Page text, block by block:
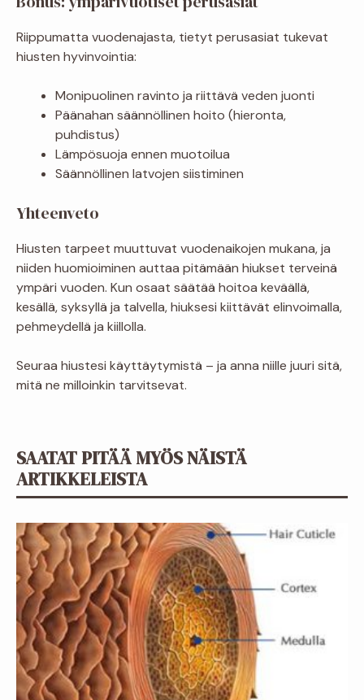
Riippumatta vuodenajasta, tietyt perusasiat tukevat
hiusten hyvinvointia:
Monipuolinen ravinto ja riittävä veden juonti
Päänahan säännöllinen hoito (hieronta,
puhdistus)
Lämpösuoja ennen muotoilua
Säännöllinen latvojen siistiminen
Yhteenveto
Hiusten tarpeet muuttuvat vuodenaikojen mukana, ja
niiden huomioiminen auttaa pitämään hiukset terveinä
ympäri vuoden. Kun osaat säätää hoitoa keväällä,
kesällä, syksyllä ja talvella, hiuksesi kiittävät elinvoimalla,
pehmeydellä ja kiillolla.
Seuraa hiustesi käyttäytymistä – ja anna niille juuri sitä,
mitä ne milloinkin tarvitsevat.
SAATAT PITÄÄ MYÖS NÄISTÄ
ARTIKKELEISTA